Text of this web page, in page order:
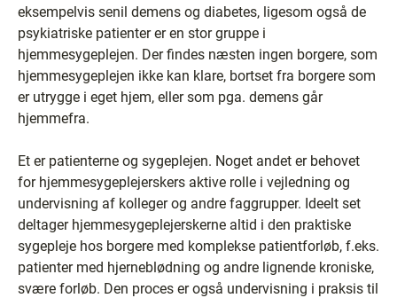
eksempelvis senil demens og diabetes, ligesom også de
psykiatriske patienter er en stor gruppe i
hjemmesygeplejen. Der findes næsten ingen borgere, som
hjemmesygeplejen ikke kan klare, bortset fra borgere som
er utrygge i eget hjem, eller som pga. demens går
hjemmefra.
Et er patienterne og sygeplejen. Noget andet er behovet
for hjemmesygeplejerskers aktive rolle i vejledning og
undervisning af kolleger og andre faggrupper. Ideelt set
deltager hjemmesygeplejerskerne altid i den praktiske
sygepleje hos borgere med komplekse patientforløb, f.eks.
patienter med hjerneblødning og andre lignende kroniske,
svære forløb. Den proces er også undervisning i praksis til